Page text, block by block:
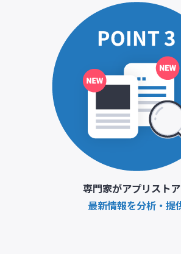
専門家がアプリスト
最新情報を分析・提